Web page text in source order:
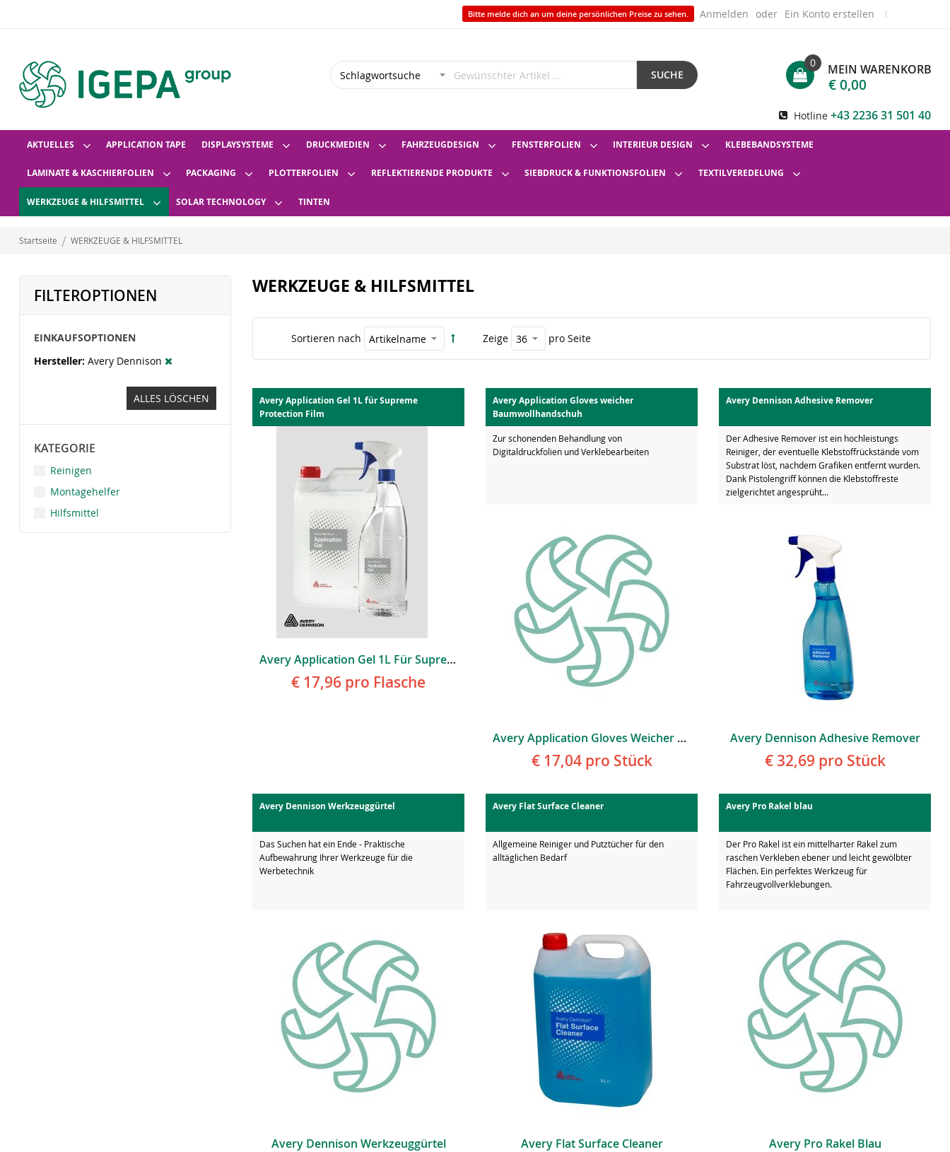
Bitte melde dich an um deine persönlichen Preise zu sehen. Anmelden Ein Konto erstellen
SUCHE MEIN WARENKORB
0
€ 0,00
Hotline +43 2236 31 501 40
AKTUELLES APPLICATION TAPE DISPLAYSYSTEME DRUCKMEDIEN FAHRZEUGDESIGN FENSTERFOLIEN INTERIEUR DESIGN KLEBEBANDSYSTEME
LAMINATE & KASCHIERFOLIEN PACKAGING PLOTTERFOLIEN REFLEKTIERENDE PRODUKTE SIEBDRUCK & FUNKTIONSFOLIEN TEXTILVEREDELUNG
WERKZEUGE & HILFSMITTEL SOLAR TECHNOLOGY TINTEN
Startseite WERKZEUGE & HILFSMITTEL
WERKZEUGE & HILFSMITTEL
Sortieren nach Zeige pro Seite
Avery Application Gel 1L für Supreme
Protection Film
Avery Application Gel 1L Für Supreme Protection Film
€ 17,96 pro Flasche
Avery Application Gloves weicher
Baumwollhandschuh
Zur schonenden Behandlung von
Digitaldruckfolien und Verklebearbeiten
Avery Application Gloves Weicher Baumwollhandschuh
€ 17,04pro Stück
Avery Dennison Adhesive Remover
Der Adhesive Remover ist ein hochleistungs
Reiniger, der eventuelle Klebstoffrückstände vom
Substrat löst, nachdem Grafiken entfernt wurden.
Dank Pistolengriff können die Klebstoffreste
zielgerichtet angesprüht...
Avery Dennison Adhesive Remover
€ 32,69 pro Stück
Avery Dennison Werkzeuggürtel
Das Suchen hat ein Ende - Praktische
Aufbewahrung Ihrer Werkzeuge für die
Werbetechnik
Avery Dennison Werkzeuggürtel
Avery Flat Surface Cleaner
Allgemeine Reiniger und Putztücher für den
alltäglichen Bedarf
Avery Flat Surface Cleaner
Avery Pro Rakel blau
Der Pro Rakel ist ein mittelharter Rakel zum
raschen Verkleben ebener und leicht gewölbter
Flächen. Ein perfektes Werkzeug für
Fahrzeugvollverklebungen.
Avery Pro Rakel Blau
FILTEROPTIONEN
EINKAUFSOPTIONEN
Hersteller Avery Dennison
ALLES LÖSCHEN
KATEGORIE
Reinigen
Montagehelfer
Hilfsmittel